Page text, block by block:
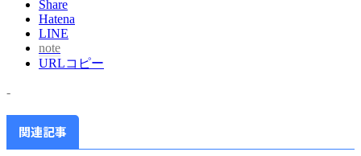
Share
Hatena
LINE
note
URLコピー
-
関連記事